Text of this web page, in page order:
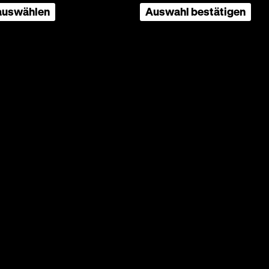
Auswahl bestätigen